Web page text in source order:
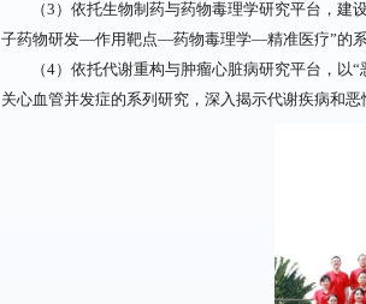
（3）依托生物制药与药物毒理学研究平台，
子药物研发—作用靶点—药物毒理学—精准医疗”的系
（4）依托代谢重构与肿瘤心脏病研究平台，
关心血管并发症的系列研究，深入揭示代谢疾病和